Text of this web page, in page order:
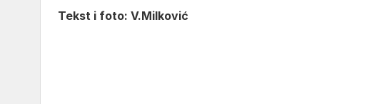
Tekst i foto: V.Milković